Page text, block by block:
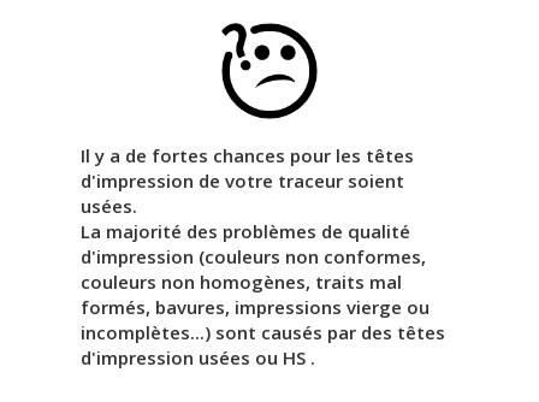
Il y a de fortes chances pour les têtes
d'impression de votre traceur soient
usées.
La majorité des problèmes de qualité
d'impression (couleurs non conformes,
couleurs non homogènes, traits mal
formés, bavures, impressions vierge ou
incomplètes...) sont causés par des têtes
d'impression usées ou HS .